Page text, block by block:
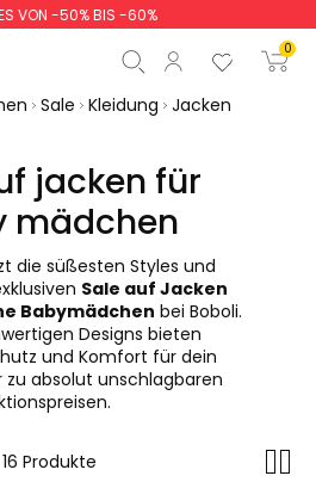
VON -50% BIS -60%
0
Start der Bestellung
Sale Kleidung Jacken
jacken für
mädchen
die süßesten Styles und
Sale auf Jacken
Babymädchen bei Boboli.
Designs bieten
und Komfort für dein
zu absolut unschlagbaren
16 Produkte